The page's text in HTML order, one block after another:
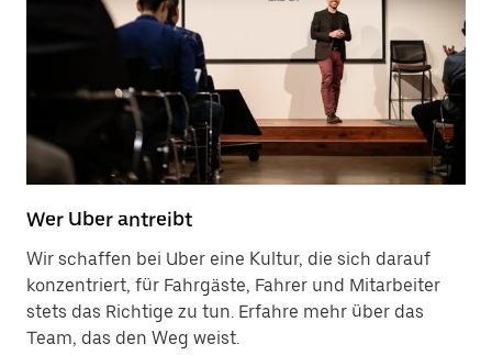
Wer Uber antreibt
Wir schaffen bei Uber eine Kultur, die sich darauf
konzentriert, für Fahrgäste, Fahrer und Mitarbeiter
stets das Richtige zu tun. Erfahre mehr über das
Team, das den Weg weist.